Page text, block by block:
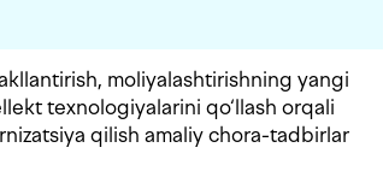
moliyalashtirishning yangi
texnologiyalarini qo‘llash orqali
qilish amaliy chora-tadbirlar